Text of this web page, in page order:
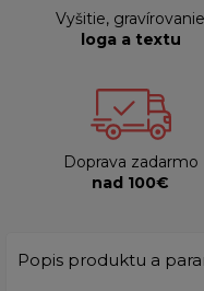
Vyšitie, gravírovanie
loga a textu
Doprava zadarmo
nad 100€
Popis produktu a